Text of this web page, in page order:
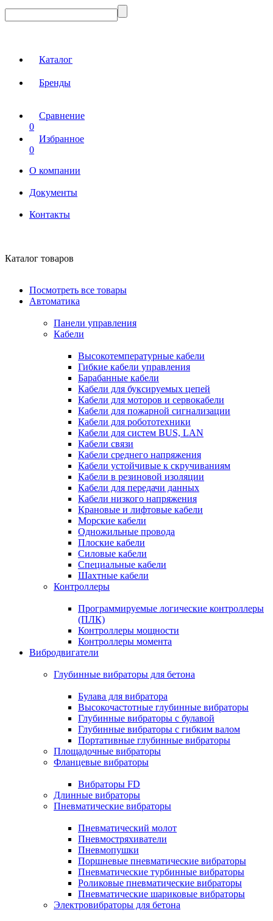
Каталог
Бренды
Сравнение
0
Избранное
0
О компании
Документы
Контакты
Каталог товаров
Посмотреть все товары
Автоматика
Панели управления
Кабели
Высокотемпературные кабели
Гибкие кабели управления
Барабанные кабели
Кабели для буксируемых цепей
Кабели для моторов и сервокабели
Кабели для пожарной сигнализации
Кабели для робототехники
Кабели для систем BUS, LAN
Кабели связи
Кабели среднего напряжения
Кабели устойчивые к скручиваниям
Кабели в резиновой изоляции
Кабели для передачи данных
Кабели низкого напряжения
Крановые и лифтовые кабели
Морские кабели
Одножильные провода
Плоские кабели
Силовые кабели
Специальные кабели
Шахтные кабели
Контроллеры
Программируемые логические контроллеры
(ПЛК)
Контроллеры мощности
Контроллеры момента
Вибродвигатели
Глубинные вибраторы для бетона
Булава для вибратора
Высокочастотные глубинные вибраторы
Глубинные вибраторы с булавой
Глубинные вибраторы с гибким валом
Портативные глубинные вибраторы
Площадочные вибраторы
Фланцевые вибраторы
Вибраторы FD
Длинные вибраторы
Пневматические вибраторы
Пневматический молот
Пневмостряхиватели
Пневмопушки
Поршневые пневматические вибраторы
Пневматические турбинные вибраторы
Роликовые пневматические вибраторы
Пневматические шариковые вибраторы
Электровибраторы для бетона